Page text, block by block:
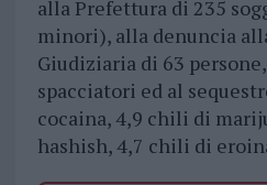
alla Prefettura di 235
minori), alla denuncia
Giudiziaria di 63
spacciatori ed al
cocaina, 4,9 chili di
hashish, 4,7 chili di